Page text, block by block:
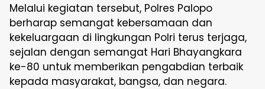
Melalui kegiatan tersebut, Polres Palopo
berharap semangat kebersamaan dan
kekeluargaan di lingkungan Polri terus terjaga,
sejalan dengan semangat Hari Bhayangkara
ke-80 untuk memberikan pengabdian terbaik
kepada masyarakat, bangsa, dan negara.